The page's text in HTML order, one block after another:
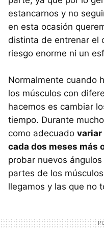
estancarnos y no
en esta ocasión
distinta de entrenar el
riesgo enorme ni un
Normalmente cuando
los músculos con
hacemos es cambiar
tiempo. Durante
como adecuado variar
cada dos meses más
probar nuevos
partes de los
llegamos y las que no